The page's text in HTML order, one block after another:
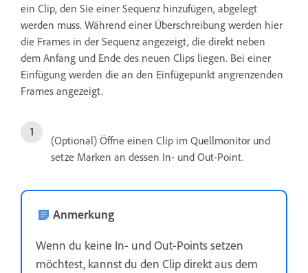
ein Clip, den Sie einer Sequenz hinzufügen, abgelegt
werden muss. Während einer Überschreibung werden hier
die Frames in der Sequenz angezeigt, die direkt neben
dem Anfang und Ende des neuen Clips liegen. Bei einer
Einfügung werden die an den Einfügepunkt angrenzenden
Frames angezeigt.
(Optional) Öffne einen Clip im Quellmonitor und
setze Marken an dessen In- und Out-Point.
Anmerkung
Wenn du keine In- und Out-Points setzen
möchtest, kannst du den Clip direkt aus dem